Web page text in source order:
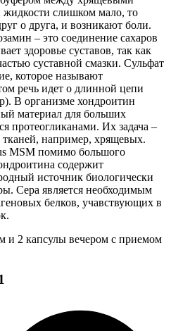
жидкости слишком мало, то
о друга, и возникают боли.
– это соединение сахаров
здоровье суставов, так как
суставной смазки. Сульфат
которое называют
речь идет о длинной цепи
В организме хондроитин
материал для больших
протеогликанами. Их задача –
например, хрящевых.
MSM помимо большого
содержит
источник биологически
Сера является необходимым
белков, учавствующих в
и 2 капсулы вечером с приемом